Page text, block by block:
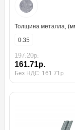
Толщина металла,
0.35
197.20р.
161.71р.
Без НДС: 161.71р.